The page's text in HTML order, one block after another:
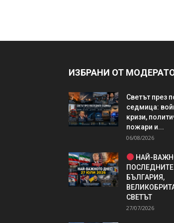
ИЗБРАНИ ОТ
Светът през
седмица:
кризи,
пожари и...
06/08/2026
НАЙ-
БЪЛГАРИЯ,
СВЕТЪТ
27/07/2026